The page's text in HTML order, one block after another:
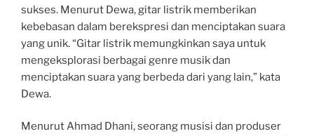
sukses. Menurut Dewa, gitar listrik memberikan
kebebasan dalam berekspresi dan menciptakan suara
yang unik. “Gitar listrik memungkinkan saya untuk
mengeksplorasi berbagai genre musik dan
menciptakan suara yang berbeda dari yang lain,” kata
Dewa.
Menurut Ahmad Dhani, seorang musisi dan produser